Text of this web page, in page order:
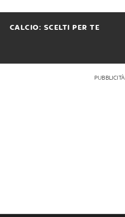
CALCIO: SCELTI PER TE
PUBBLICITÀ